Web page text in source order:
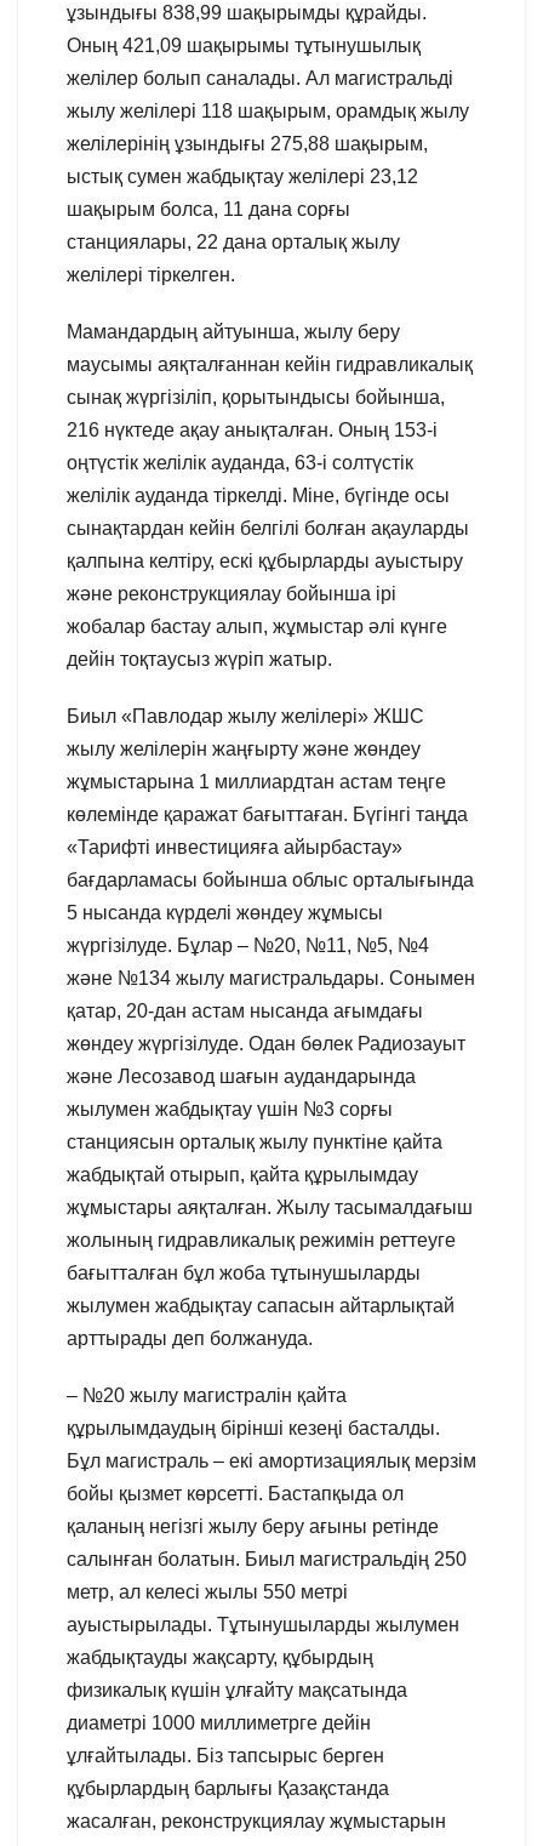
ұзындығы 838,99 шақырымды құрайды.
Оның 421,09 шақырымы тұтынушылық
желілер болып саналады. Ал магистральді
жылу желілері 118 шақырым, орамдық жылу
желілерінің ұзындығы 275,88 шақырым,
ыстық сумен жабдықтау желілері 23,12
шақырым болса, 11 дана сорғы
станциялары, 22 дана орталық жылу
желілері тіркелген.
Мамандардың айтуынша, жылу беру
маусымы аяқталғаннан кейін гидравликалық
сынақ жүргізіліп, қорытындысы бойынша,
216 нүктеде ақау анықталған. Оның 153-і
оңтүстік желілік ауданда, 63-і солтүстік
желілік ауданда тіркелді. Міне, бүгінде осы
сынақтардан кейін белгілі болған ақауларды
қалпына келтіру, ескі құбырларды ауыстыру
және реконструкциялау бойынша ірі
жобалар бастау алып, жұмыстар әлі күнге
дейін тоқтаусыз жүріп жатыр.
Биыл «Павлодар жылу желілері» ЖШС
жылу желілерін жаңғырту және жөндеу
жұмыстарына 1 миллиардтан астам теңге
көлемінде қаражат бағыттаған. Бүгінгі таңда
«Тарифті инвестицияға айырбастау»
бағдарламасы бойынша облыс орталығында
5 нысанда күрделі жөндеу жұмысы
жүргізілуде. Бұлар – №20, №11, №5, №4
және №134 жылу магистральдары. Сонымен
қатар, 20-дан астам нысанда ағымдағы
жөндеу жүргізілуде. Одан бөлек Радиозауыт
және Лесозавод шағын аудандарында
жылумен жабдықтау үшін №3 сорғы
станциясын орталық жылу пунктіне қайта
жабдықтай отырып, қайта құрылымдау
жұмыстары аяқталған. Жылу тасымалдағыш
жолының гидравликалық режимін реттеуге
бағытталған бұл жоба тұтынушыларды
жылумен жабдықтау сапасын айтарлықтай
арттырады деп болжануда.
– №20 жылу магистралін қайта
құрылымдаудың бірінші кезеңі басталды.
Бұл магистраль – екі амортизациялық мерзім
бойы қызмет көрсетті. Бастапқыда ол
қаланың негізгі жылу беру ағыны ретінде
салынған болатын. Биыл магистральдің 250
метр, ал келесі жылы 550 метрі
ауыстырылады. Тұтынушыларды жылумен
жабдықтауды жақсарту, құбырдың
физикалық күшін ұлғайту мақсатында
диаметрі 1000 миллиметрге дейін
ұлғайтылады. Біз тапсырыс берген
құбырлардың барлығы Қазақстанда
жасалған, реконструкциялау жұмыстарын